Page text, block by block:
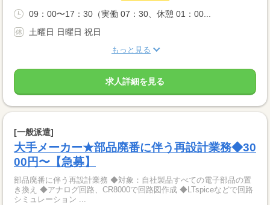
09：00〜17：30（実働 07：30、休憩 01：00...
土曜日 日曜日 祝日
もっと見る
求人詳細を見る
[一般派遣]
大手メーカー★部品廃番に伴う再設計業務◆30
00円〜【急募】
部品廃番に伴う再設計業務 ◆対象：自社製品すべての電子部品の置
き換え ◆アナログ回路、CR8000で回路図作成 ◆LTspiceなどで回路
シミュレーション ...